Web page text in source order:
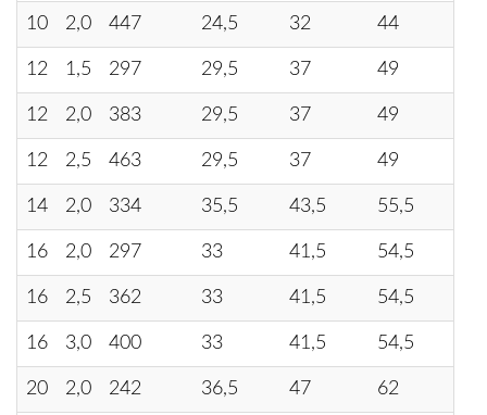
10 2,0 447 24,5 32 44
12 1,5 297 29,5 37 49
12 2,0 383 29,5 37 49
12 2,5 463 29,5 37 49
14 2,0 334 35,5 43,5 55,5
16 2,0 297 33 41,5 54,5
16 2,5 362 33 41,5 54,5
16 3,0 400 33 41,5 54,5
20 2,0 242 36,5 47 62